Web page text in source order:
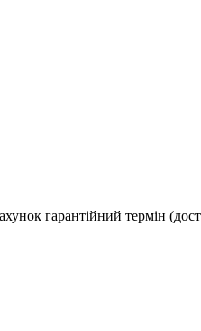
гарантійний термін